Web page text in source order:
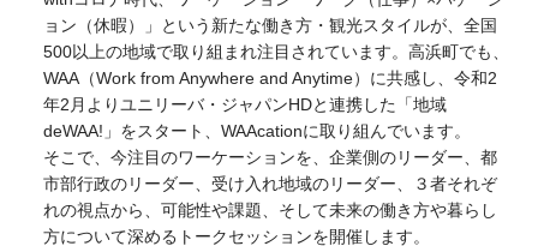
ョン（休暇）」という新たな働き方・観光スタイルが、全国
500以上の地域で取り組まれ注目されています。高浜町でも、
WAA（Work from Anywhere and Anytime）に共感し、令和2
年2月よりユニリーバ・ジャパンHDと連携した「地域
deWAA!」をスタート、WAAcationに取り組んでいます。
そこで、今注目のワーケーションを、企業側のリーダー、都
市部行政のリーダー、受け入れ地域のリーダー、３者それぞ
れの視点から、可能性や課題、そして未来の働き方や暮らし
方について深めるトークセッションを開催します。